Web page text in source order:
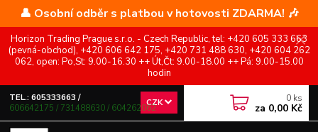
👤 Osobní odběr s platbou v hotovosti ZDARMA! 🎶
Horizon Trading Prague s.r.o. - Czech Republic, tel: +420 605 333 663
(pevná-obchod), +420 606 642 175, +420 731 488 630, +420 604 262
062, open: Po,St: 9.00-16.30 ++ Út,Čt: 9.00-18.00 ++ Pá: 9.00-15.00
hodin
CZK
TEL.: 605333663 /
606642175 / 731488630 / 604262062
0 ks
za 0,00 Kč